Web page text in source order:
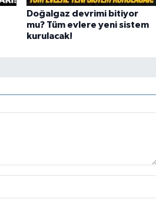
Doğalgaz devrimi bitiyor
mu? Tüm evlere yeni sistem
kurulacak!